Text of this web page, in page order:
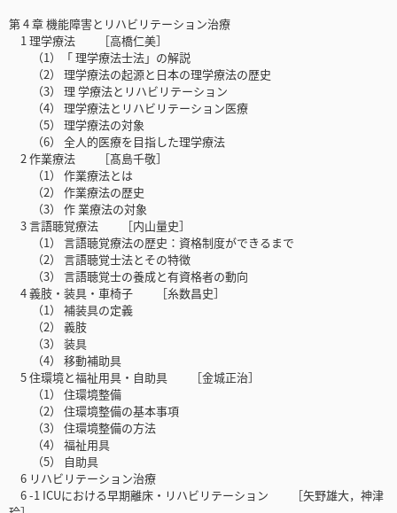
第 4 章 機能障害とリハビリテーション治療
1 理学療法 ［高橋仁美］
（1）「 理学療法士法」の解説
（2） 理学療法の起源と日本の理学療法の歴史
（3） 理 学療法とリハビリテーション
（4） 理学療法とリハビリテーション医療
（5） 理学療法の対象
（6） 全人的医療を目指した理学療法
2 作業療法 ［髙島千敬］
（1） 作業療法とは
（2） 作業療法の歴史
（3） 作 業療法の対象
3 言語聴覚療法 ［内山量史］
（1） 言語聴覚療法の歴史：資格制度ができるまで
（2） 言語聴覚士法とその特徴
（3） 言語聴覚士の養成と有資格者の動向
4 義肢・装具・車椅子 ［糸数昌史］
（1） 補装具の定義
（2） 義肢
（3） 装具
（4） 移動補助具
5 住環境と福祉用具・自助具 ［金城正治］
（1） 住環境整備
（2） 住環境整備の基本事項
（3） 住環境整備の方法
（4） 福祉用具
（5） 自助具
6 リハビリテーション治療
6 -1 ICUにおける早期離床・リハビリテーション ［矢野雄大，神津